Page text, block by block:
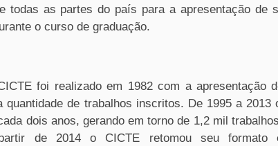
todas as partes do país para a apresentação de
o curso de graduação.
foi realizado em 1982 com a apresentação
quantidade de trabalhos inscritos. De 1995 a
dois anos, gerando em torno de 1,2 mil
de 2014 o CICTE retomou seu formato